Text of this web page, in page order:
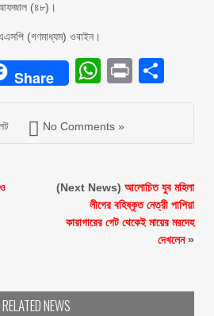
আফজাল (৪৮)।
(গণমাধ্যম) ওবাইন।
Share Print
No Comments »
(Next News) আলোচিত যুব মহিলা
লীগের বহিষ্কৃত নেত্রী পাপিয়া
কারাগারের গেট থেকেই মায়ের মরদেহ
দেখলেন»
RELATED NEWS